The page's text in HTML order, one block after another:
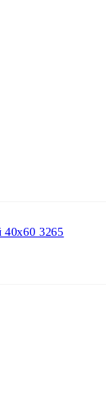
40х60 3265